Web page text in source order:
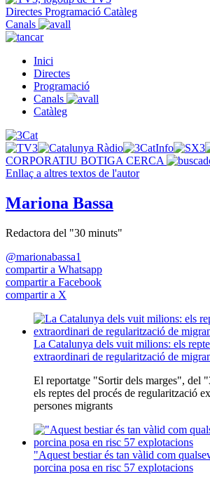
Directes Programació Catàleg
Canals
Inici
Directes
Programació
Canals
Catàleg
CORPORATIU BOTIGA CERCA
Enllaç a altres textos de l'autor
Mariona Bassa
Redactora del "30 minuts"
@marionabassa1
compartir a Whatsapp
compartir a Facebook
compartir a X
La Catalunya dels vuit milions: els
extraordinari de regularització de
El reportatge "Sortir dels marges", del
els reptes del procés de regularització
persones migrants
"Aquest bestiar és tan vàlid com
porcina posa en risc 57 explotacions